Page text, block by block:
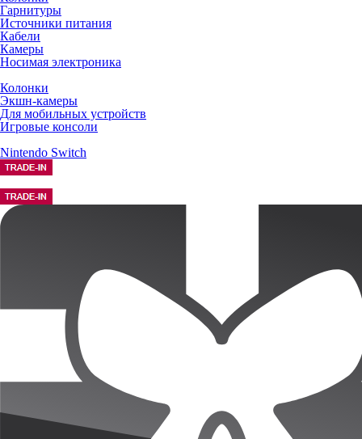
Гарнитуры
Источники питания
Кабели
Камеры
Носимая электроника
Колонки
Экшн-камеры
Для мобильных устройств
Игровые консоли
Nintendo Switch